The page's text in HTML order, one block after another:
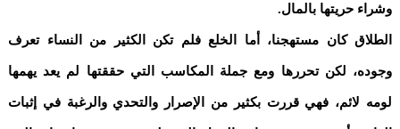
وشراء حريتها بالمال.
الطلاق كان مستهجنا، أما الخلع فلم تكن الكثير من النساء تعرف
وجوده، لكن تحررها ومع جملة المكاسب التي حققتها لم يعد يهمها
لومه لائم، فهي قررت بكثير من الإصرار والتحدي والرغبة في إثبات